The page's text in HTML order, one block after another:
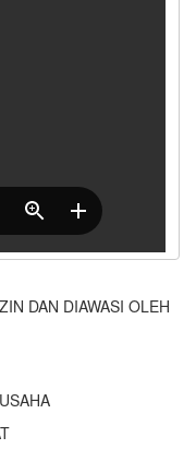
DAN DIAWASI OLEH